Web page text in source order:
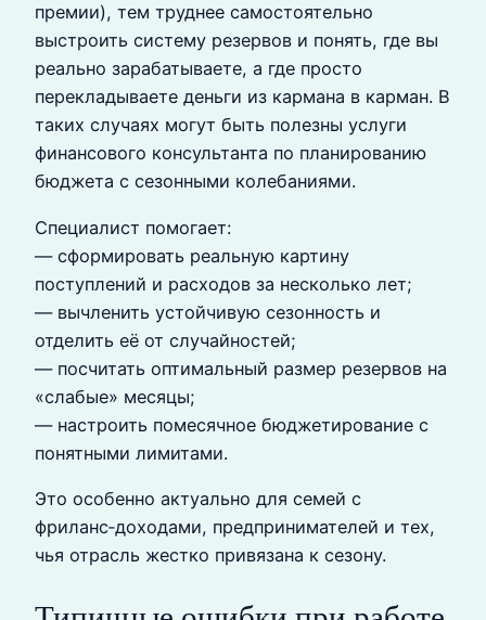
премии), тем труднее самостоятельно
выстроить систему резервов и понять, где вы
реально зарабатываете, а где просто
перекладываете деньги из кармана в карман. В
таких случаях могут быть полезны услуги
финансового консультанта по планированию
бюджета с сезонными колебаниями.
Специалист помогает:
— сформировать реальную картину
поступлений и расходов за несколько лет;
— вычленить устойчивую сезонность и
отделить её от случайностей;
— посчитать оптимальный размер резервов на
«слабые» месяцы;
— настроить помесячное бюджетирование с
понятными лимитами.
Это особенно актуально для семей с
фриланс‑доходами, предпринимателей и тех,
чья отрасль жестко привязана к сезону.